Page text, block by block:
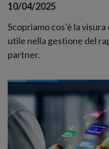
10/04/2025
Scopriamo cos’è la
utile nella gestione del
partner.